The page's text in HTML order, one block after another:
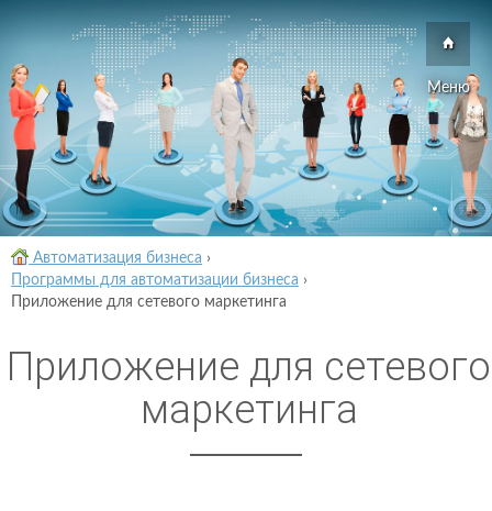
Меню
Автоматизация бизнеса ›
Программы для автоматизации бизнеса ›
Приложение для сетевого маркетинга
Приложение для сетевого
маркетинга